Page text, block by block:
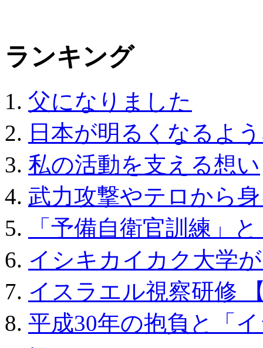
ランキング
父になりました
日本が明るくなるよ
私の活動を支える想い
武力攻撃やテロから
「予備自衛官訓練」
イシキカイカク大学
イスラエル視察研修
平成30年の抱負と「